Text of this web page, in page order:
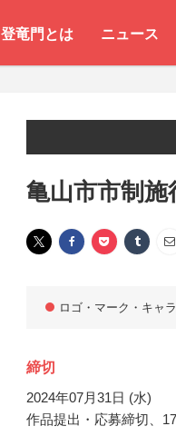
登竜門とは ニュース
亀山市市制
ロゴ・マーク・キャ
締切
2024年07月31日 (水)
作品提出・応募締切、